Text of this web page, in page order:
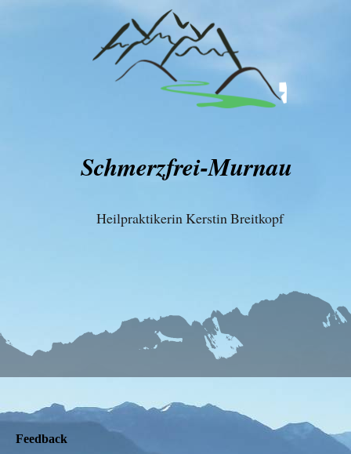
Schmerzfrei-Murnau
Heilpraktikerin Kerstin Breitkopf
Feedback